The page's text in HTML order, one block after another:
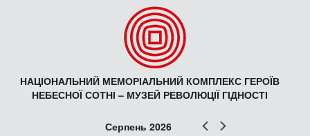
НАЦІОНАЛЬНИЙ МЕМОРІАЛЬНИЙ КОМПЛЕКС ГЕРОЇВ
НЕБЕСНОЇ СОТНІ – МУЗЕЙ РЕВОЛЮЦІЇ ГІДНОСТІ
Попер
Серпень 2026